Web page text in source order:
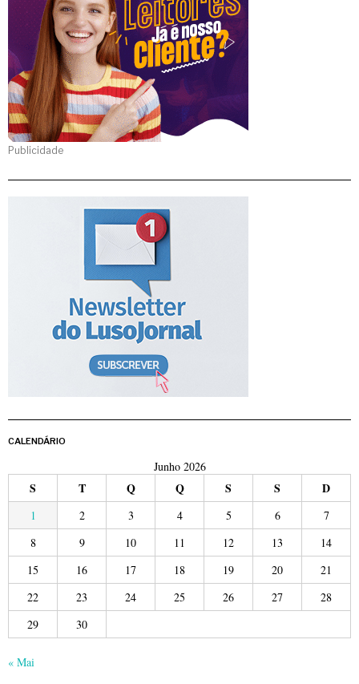
Publicidade
CALENDÁRIO
Junho 2026
S T Q Q S S D
1 2 3 4 5 6
7
8
9 10 11 12 13
14
15
16 17 18 19 20
21
22
23 24 25 26 27
28
29
30
« Mai